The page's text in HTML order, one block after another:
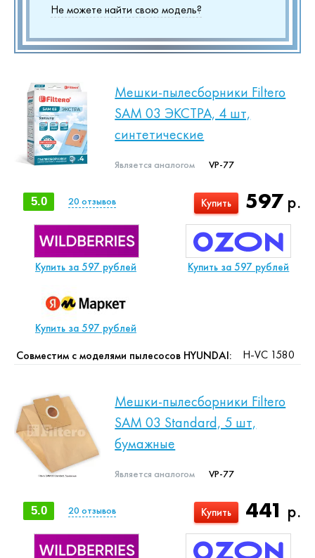
Не можете найти свою модель?
Мешки-пылесборники Filtero
SAM 03 ЭКСТРА, 4 шт,
синтетические
Является аналогом VP-77
597р.
Купить
5.0 20 отзывов
Купить за 597 рублей Купить за 597 рублей
Купить за 597 рублей
Совместим с моделями пылесосов HYUNDAI: H-VC 1580
Мешки-пылесборники Filtero
SAM 03 Standard, 5 шт,
бумажные
Является аналогом VP-77
441 р.
Купить
5.0 20 отзывов